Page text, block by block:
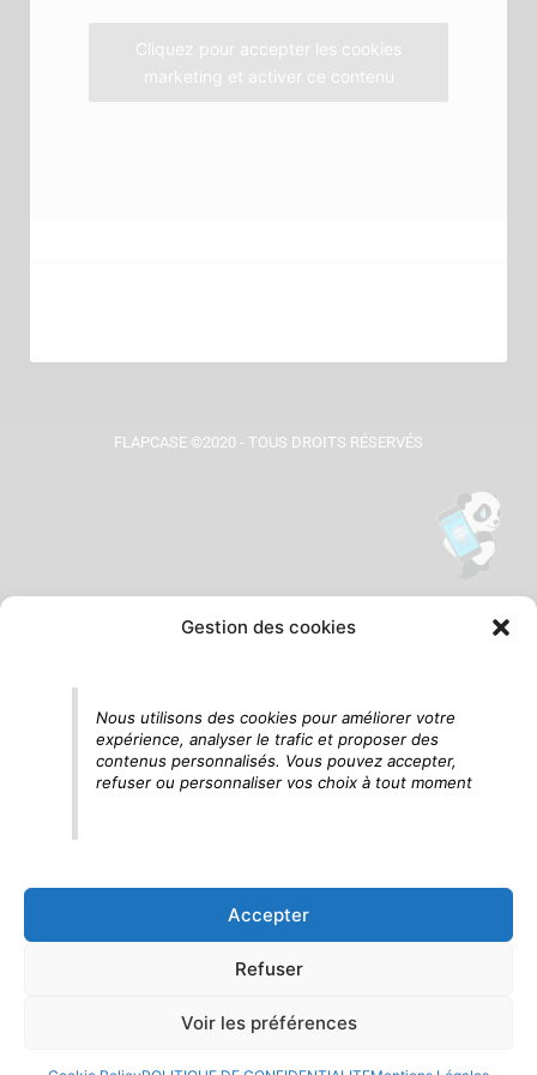
Gestion des cookies
Nous utilisons des cookies pour améliorer votre
expérience, analyser le trafic et proposer des
contenus personnalisés. Vous pouvez accepter,
refuser ou personnaliser vos choix à tout moment
Accepter
Refuser
Voir les préférences
m
Cliquez pour accepter les cookies
marketing et activer ce contenu
FLAPCASE ©2020 - TOUS DROITS RÉSERVÉS
Tu vois le panda, c'est là !